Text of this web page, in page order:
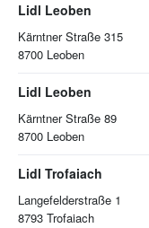
Lidl Leoben
Kärntner Straße 315
8700 Leoben
Lidl Leoben
Kärntner Straße 89
8700 Leoben
Lidl Trofaiach
Langefelderstraße 1
8793 Trofaiach